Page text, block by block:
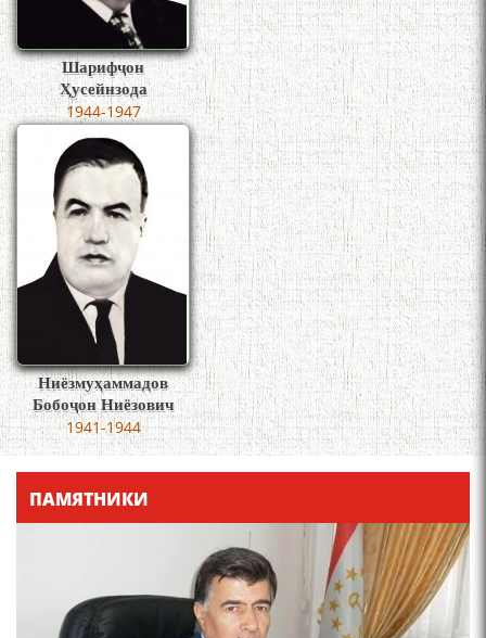
Шарифҷон
Ҳусейнзода
1944-1947
Ниёзмуҳаммадов
Бобоҷон Ниёзович
1941-1944
ПАМЯТНИКИ